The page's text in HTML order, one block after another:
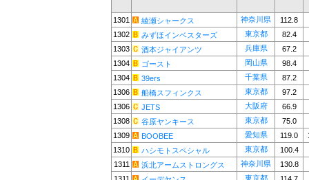
1301 綾瀬シャークス 神奈川県
112.8
1302
みずほインベスターズ 東京都
82.4
1303
酒本ジャイアンツ 兵庫県
67.2
1304
ゴースト 岡山県
98.4
1304
39ers 千葉県
87.2
1306
船橋スフィンクス 東京都
97.2
1306
JETS 大阪府
66.9
1308
谷原ヤンキース 東京都
75.0
1309
BOOBEE 愛知県 119.0
1310
ハシモトスペシャル 東京都
100.4
1311
浜北アームストロングス 神奈川県
130.8
東京都